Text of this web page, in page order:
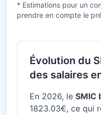
* Estimations pour un
prendre en compte le
Évolution du
des salaires
En 2026, le SMIC
1823.03€, ce qui